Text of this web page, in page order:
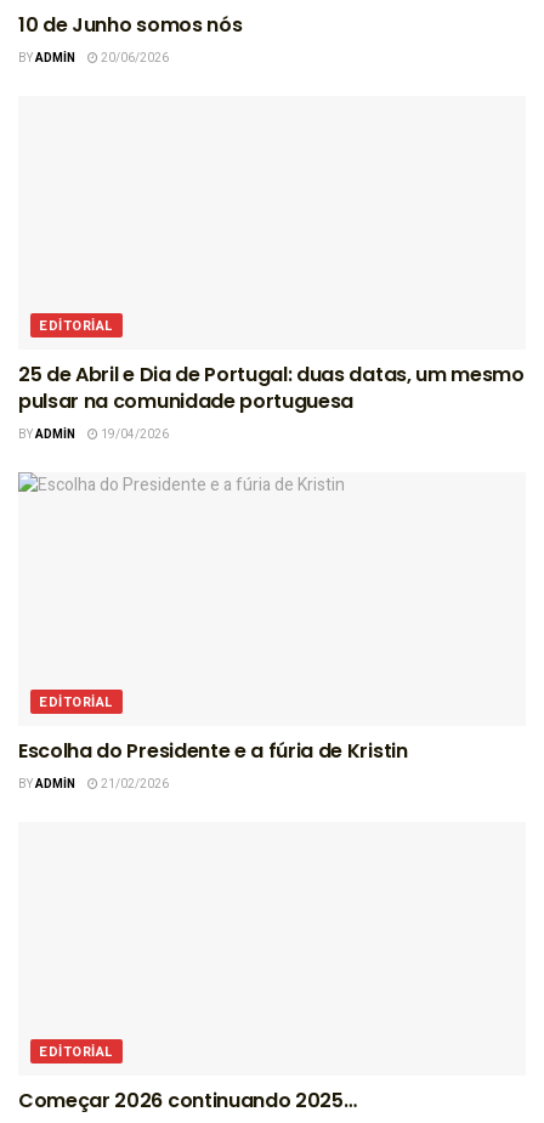
10 de Junho somos nós
BYADMIN 20/06/2026
EDITORIAL
25 de Abril e Dia de Portugal: duas datas, um mesmo
pulsar na comunidade portuguesa
BYADMIN 19/04/2026
EDITORIAL
Escolha do Presidente e a fúria de Kristin
BYADMIN 21/02/2026
EDITORIAL
Começar 2026 continuando 2025…